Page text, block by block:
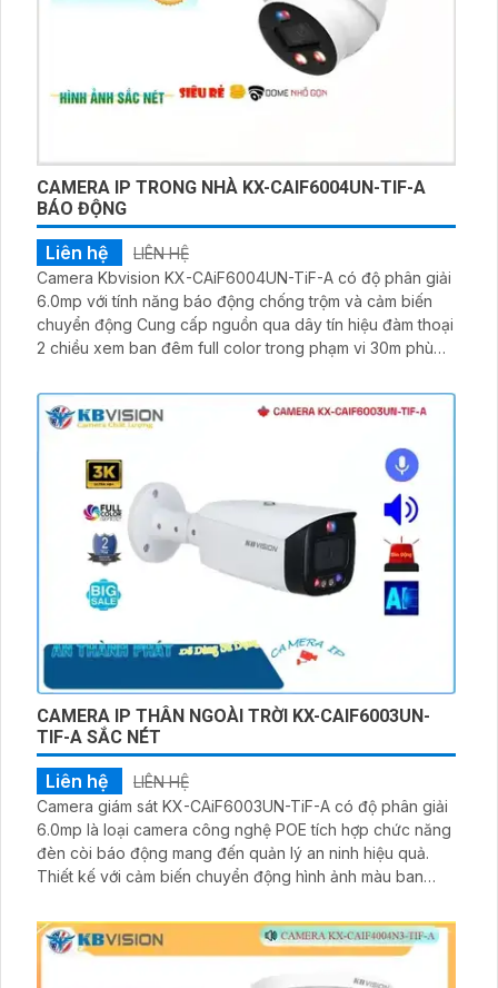
CAMERA IP TRONG NHÀ KX-CAIF6004UN-TIF-A
BÁO ĐỘNG
Liên hệ
LIÊN HỆ
Camera Kbvision KX-CAiF6004UN-TiF-A có độ phân giải
6.0mp với tính năng báo động chống trộm và cảm biến
chuyển động Cung cấp nguồn qua dây tín hiệu đàm thoại
2 chiều xem ban đêm full color trong phạm vi 30m phù
CAMERA IP THÂN NGOÀI TRỜI KX-CAIF6003UN-
TIF-A SẮC NÉT
Liên hệ
LIÊN HỆ
Camera giám sát KX-CAiF6003UN-TiF-A có độ phân giải
6.0mp là loại camera công nghệ POE tích hợp chức năng
đèn còi báo động mang đến quản lý an ninh hiệu quả.
Thiết kế với cảm biến chuyển động hình ảnh màu ban